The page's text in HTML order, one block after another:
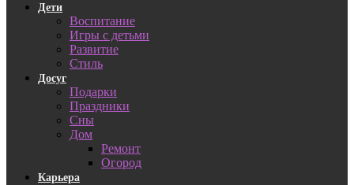
Дети
Воспитание
Игры с детьми
Развитие
Стиль
Досуг
Подарки
Праздники
Сны
Дом
Ремонт
Огород
Карьера